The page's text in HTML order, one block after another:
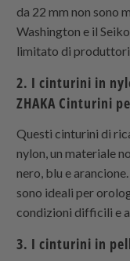
da 22 mm non sono
Washington e il
limitato di produttori.
2. I cinturini in
ZHAKA Cinturini
Questi cinturini di
nylon, un materiale
nero, blu e
sono ideali per
condizioni difficili e
3. I cinturini in